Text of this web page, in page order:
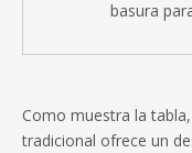
basura
Como muestra la
tradicional ofrece un